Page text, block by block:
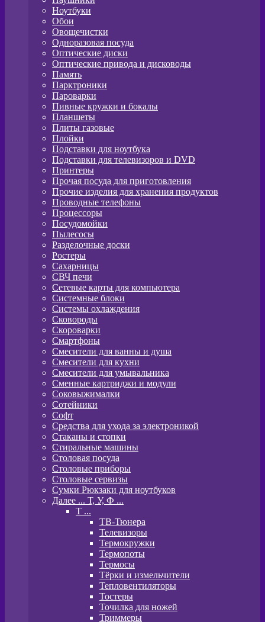
Ноутбуки
Обои
Овощечистки
Одноразовая посуда
Оптические диски
Оптические привода и дисководы
Память
Парктроники
Пароварки
Пивные кружки и бокалы
Планшеты
Плиты газовые
Плойки
Подставки для ноутбука
Подставки для телевизоров и DVD
Принтеры
Прочая посуда для приготовления
Прочие изделия для хранения продуктов
Проводные телефоны
Процессоры
Посудомойки
Пылесосы
Разделочные доски
Ростеры
Сахарницы
СВЧ печи
Сетевые карты для компьютера
Системные блоки
Системы охлаждения
Сковороды
Скороварки
Смартфоны
Смесители для ванны и душа
Смесители для кухни
Смесители для умывальника
Сменные картриджи и модули
Соковыжималки
Сотейники
Софт
Средства для ухода за электроникой
Стаканы и стопки
Стиральные машины
Столовая посуда
Столовые приборы
Столовые сервизы
Сумки Рюкзаки для ноутбуков
Далее ... Т, У, Ф ...
T ...
ТВ-Тюнера
Телевизоры
Термокружки
Термопоты
Термосы
Тёрки и измельчители
Тепловентиляторы
Тостеры
Точилка для ножей
Триммеры